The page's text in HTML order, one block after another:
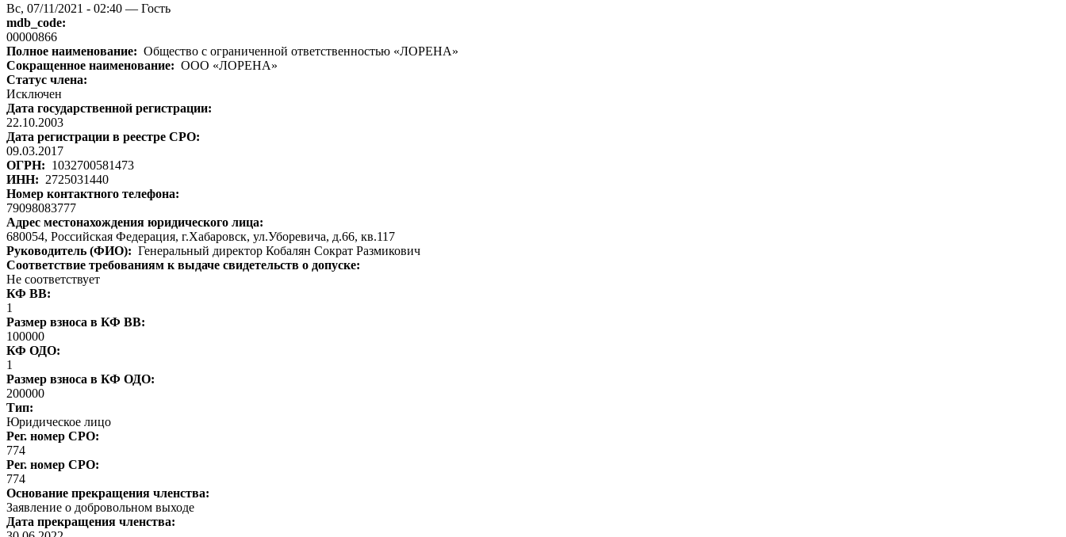
Вс, 07/11/2021 - 02:40 — Гость
mdb_code:
00000866
Полное наименование: Общество с ограниченной ответственностью «ЛОРЕНА»
Сокращенное наименование: ООО «ЛОРЕНА»
Статус члена:
Исключен
Дата государственной регистрации:
22.10.2003
Дата регистрации в реестре СРО:
09.03.2017
ОГРН: 1032700581473
ИНН: 2725031440
Номер контактного телефона:
79098083777
Адрес местонахождения юридического лица:
680054, Российская Федерация, г.Хабаровск, ул.Уборевича, д.66, кв.117
Руководитель (ФИО): Генеральный директор Кобалян Сократ Размикович
Соответствие требованиям к выдаче свидетельств о допуске:
Не соответствует
КФ ВВ:
1
Размер взноса в КФ ВВ:
100000
КФ ОДО:
1
Размер взноса в КФ ОДО:
200000
Тип:
Юридическое лицо
Рег. номер СРО:
774
Рег. номер СРО:
774
Основание прекращения членства:
Заявление о добровольном выходе
Дата прекращения членства: